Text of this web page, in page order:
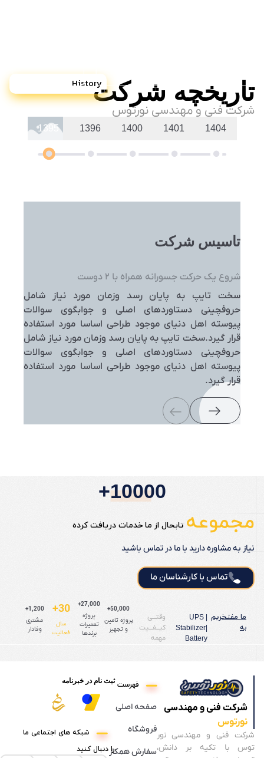
Historyتاریخچه شرکت
شرکت فنی و مهندسی نورتوس
1395 1396 1400 1401 1404
تاسیس شرکت
شروع یک حرکت جسورانه همراه با ۲ دوست
سخت تایپ به پایان رسد وزمان مورد نیاز شامل
حروفچینی دستاوردهای اصلی و جوابگوی سوالات
پیوسته اهل دنیای موجود طراحی اساسا مورد استفاده
قرار گیرد.سخت تایپ به پایان رسد وزمان مورد نیاز شامل
حروفچینی دستاوردهای اصلی و جوابگوی سوالات
پیوسته اهل دنیای موجود طراحی اساسا مورد استفاده
قرار گیرد.
10000+
مجموعه تابحال از ما خدمات دریافت کرده
نیاز به مشاوره دارید با ما در تماس باشید
تماس با کارشناسان ما
ما مفتخریم
به
UPS |
Stabilizer|
Battery
وقتـــی
کیـــفـــیت
مهمه
50,000+
پروژه تامین
و تجهیز
27,000+
پروژه
تعمیرات
برندها
30+
سال
فعالیت
1,200+
مشتری
وفادار
شرکت فنی و مهندسی
نورتوس
شرکت فنی و مهندسی نور
توس با تکیه بر دانش،
فهرست
صفحه اصلی
فروشگاه
سفارش همکار
ثبت نام در خبرنامه
شبکه های اجتماعی ما
را دنبال کنید